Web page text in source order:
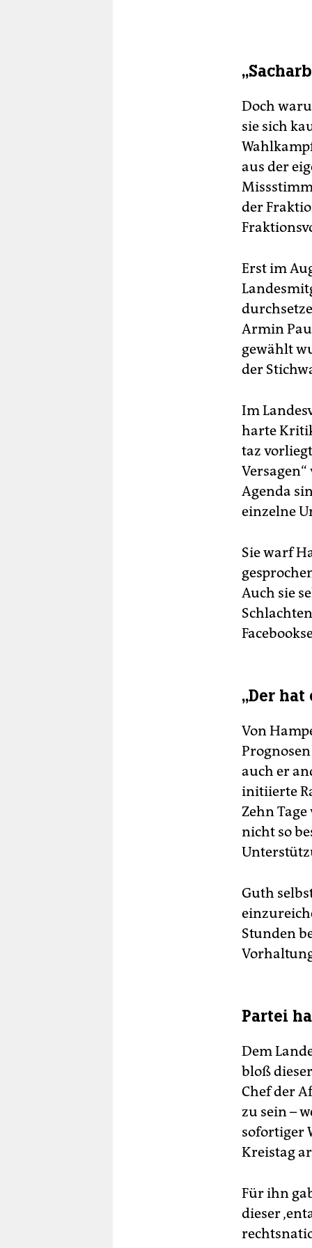
Doch
sie sich
aus der
der
Erst im
Armin
gewählt
der
Im
harte
taz
Agenda
einzelne
Sie warf
Auch sie
„Der hat
Von
auch er
initiierte
Zehn
nicht so
Guth
Stunden
Partei
Dem
bloß
Chef der
zu sein –
sofortiger
Kreistag
Für ihn
dieser